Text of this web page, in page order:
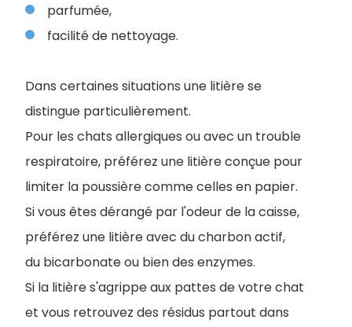
parfumée,
facilité de nettoyage.
Dans certaines situations une litière se
distingue particulièrement.
Pour les chats allergiques ou avec un trouble
respiratoire, préférez une litière conçue pour
limiter la poussière comme celles en papier.
Si vous êtes dérangé par l'odeur de la caisse,
préférez une litière avec du charbon actif,
du bicarbonate ou bien des enzymes.
Si la litière s'agrippe aux pattes de votre chat
et vous retrouvez des résidus partout dans